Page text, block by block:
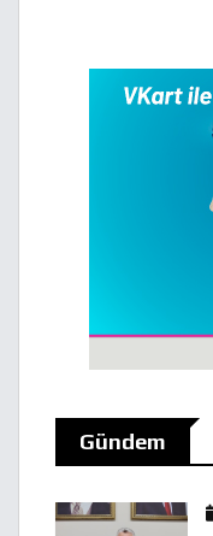
Gündem